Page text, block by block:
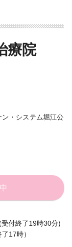
療院
・システム堀江公
付終了19時30分)
17時）